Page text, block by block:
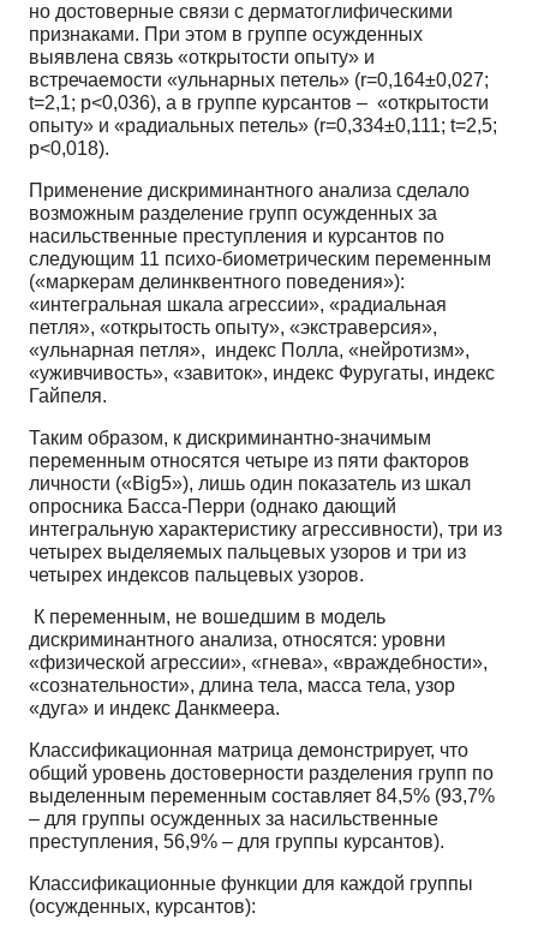
но достоверные связи с дерматоглифическими
признаками. При этом в группе осужденных
выявлена связь «открытости опыту» и
встречаемости «ульнарных петель» (r=0,164±0,027;
t=2,1; p<0,036), а в группе курсантов – «открытости
опыту» и «радиальных петель» (r=0,334±0,111; t=2,5;
p<0,018).
Применение дискриминантного анализа сделало
возможным разделение групп осужденных за
насильственные преступления и курсантов по
следующим 11 психо-биометрическим переменным
(«маркерам делинквентного поведения»):
«интегральная шкала агрессии», «радиальная
петля», «открытость опыту», «экстраверсия»,
«ульнарная петля», индекс Полла, «нейротизм»,
«уживчивость», «завиток», индекс Фуругаты, индекс
Гайпеля.
Таким образом, к дискриминантно-значимым
переменным относятся четыре из пяти факторов
личности («Big5»), лишь один показатель из шкал
опросника Басса-Перри (однако дающий
интегральную характеристику агрессивности), три из
четырех выделяемых пальцевых узоров и три из
четырех индексов пальцевых узоров.
К переменным, не вошедшим в модель
дискриминантного анализа, относятся: уровни
«физической агрессии», «гнева», «враждебности»,
«сознательности», длина тела, масса тела, узор
«дуга» и индекс Данкмеера.
Классификационная матрица демонстрирует, что
общий уровень достоверности разделения групп по
выделенным переменным составляет 84,5% (93,7%
– для группы осужденных за насильственные
преступления, 56,9% – для группы курсантов).
Классификационные функции для каждой группы
(осужденных, курсантов):